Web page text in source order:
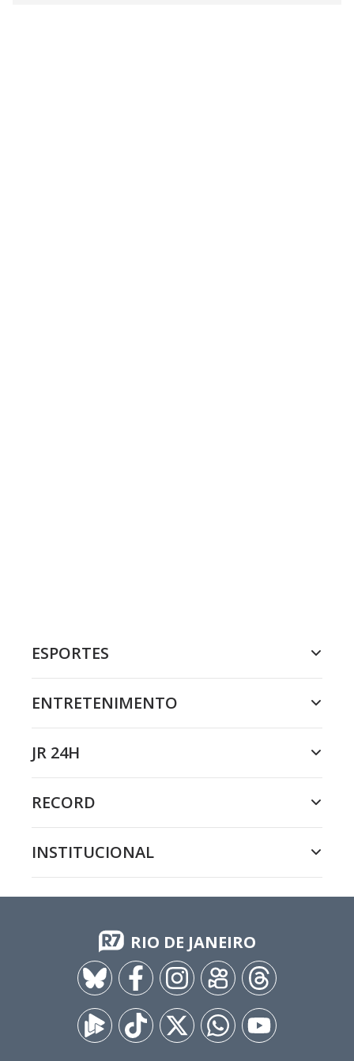
ESPORTES
ENTRETENIMENTO
JR 24H
RECORD
INSTITUCIONAL
RIO DE JANEIRO